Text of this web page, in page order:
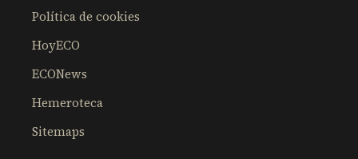
Política de cookies
HoyECO
ECONews
Hemeroteca
Sitemaps